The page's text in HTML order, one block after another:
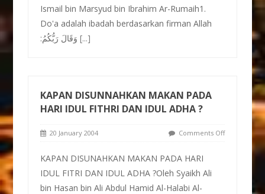
Ismail bin Marsyud bin Ibrahim Ar-Rumaih1.
Do'a adalah ibadah berdasarkan firman Allah
:وَقَالَ رَبُّكُمُ[...]
KAPAN DISUNNAHKAN MAKAN PADA
HARI IDUL FITHRI DAN IDUL ADHA ?
20 January 2004 Comments Off
KAPAN DISUNAHKAN MAKAN PADA HARI
IDUL FITRI DAN IDUL ADHA ?Oleh Syaikh Ali
bin Hasan bin Ali Abdul Hamid Al-Halabi Al-